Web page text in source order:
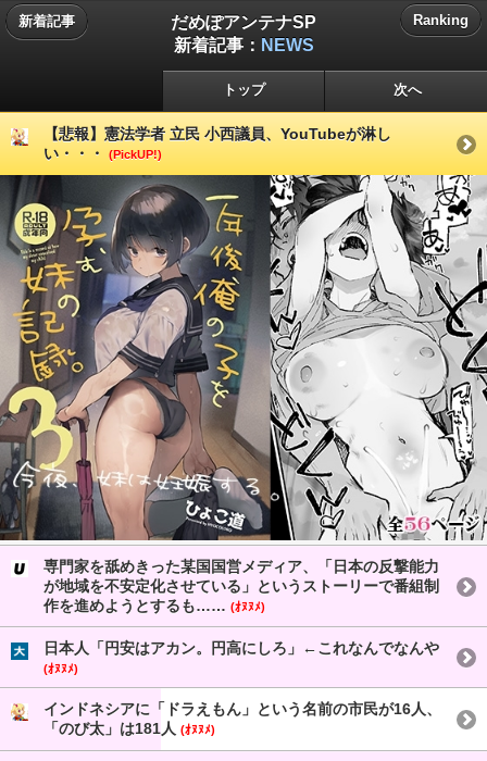
新着記事
だめぽアンテナSP
新着記事： NEWS
Ranking
トップ 次へ
【悲報】憲法学者 立民 小西議員、YouTubeが淋し
い・・・
(PickUP!)
専門家を舐めきった某国国営メディア、「日本の反撃能力
が地域を不安定化させている」というストーリーで番組制
作を進めようとするも…… (ｵﾇﾇﾒ)
日本人「円安はアカン。円高にしろ」←これなんでなんや
(ｵﾇﾇﾒ)
インドネシアに「ドラえもん」という名前の市民が16人、
「のび太」は181人 (ｵﾇﾇﾒ)